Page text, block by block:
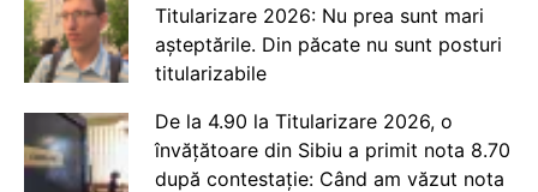
Titularizare 2026: Nu prea sunt mari
așteptările. Din păcate nu sunt posturi
titularizabile
De la 4.90 la Titularizare 2026, o
învățătoare din Sibiu a primit nota 8.70
după contestație: Când am văzut nota